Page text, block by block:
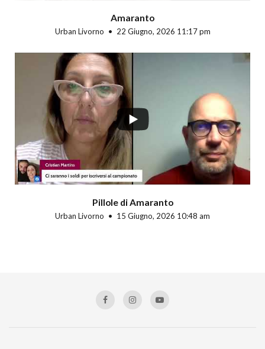
Amaranto
Urban Livorno 22 Giugno, 2026 11:17 pm
Pillole di Amaranto
Urban Livorno 15 Giugno, 2026 10:48 am